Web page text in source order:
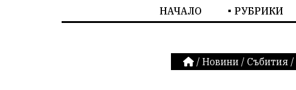
НАЧАЛО РУБРИКИ
/ Новини / Събития /